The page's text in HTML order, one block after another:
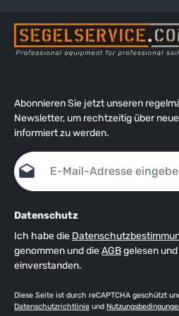
Abonnieren Sie jetzt unseren
Newsletter, um rechtzeitig über
informiert zu werden.
E-Mail-Adresse*
Datenschutz
Ich habe die
genommen und dieAGBgelesen
einverstanden.
Diese Seite ist durch reCAPTCHA geschützt
Datenschutzrichtlinie und